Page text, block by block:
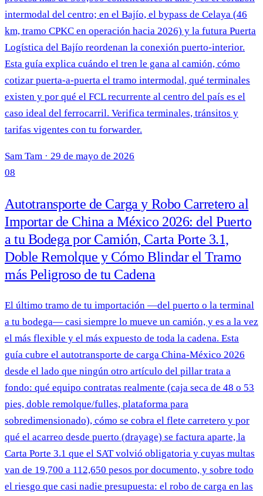
intermodal del centro; en el Bajío, el bypass de Celaya (46
km, tramo CPKC en operación hacia 2026) y la futura Puerta
Logística del Bajío reordenan la conexión puerto-interior.
Esta guía explica cuándo el tren le gana al camión, cómo
cotizar puerta-a-puerta el tramo intermodal, qué terminales
existen y por qué el FCL recurrente al centro del país es el
caso ideal del ferrocarril. Verifica terminales, tránsitos y
tarifas vigentes con tu forwarder.
Sam Tam · 29 de mayo de 2026
08
Autotransporte de Carga y Robo Carretero al
Importar de China a México 2026: del Puerto
a tu Bodega por Camión, Carta Porte 3.1,
Doble Remolque y Cómo Blindar el Tramo
más Peligroso de tu Cadena
El último tramo de tu importación —del puerto o la terminal
a tu bodega— casi siempre lo mueve un camión, y es a la vez
el más flexible y el más expuesto de toda la cadena. Esta
guía cubre el autotransporte de carga China-México 2026
desde el lado que ningún otro artículo del pillar trata a
fondo: qué equipo contratas realmente (caja seca de 48 o 53
pies, doble remolque/fulles, plataforma para
sobredimensionado), cómo se cobra el flete carretero y por
qué el acarreo desde puerto (drayage) se factura aparte, la
Carta Porte 3.1 que el SAT volvió obligatoria y cuyas multas
van de 19,700 a 112,650 pesos por documento, y sobre todo
el riesgo que casi nadie presupuesta: el robo de carga en las